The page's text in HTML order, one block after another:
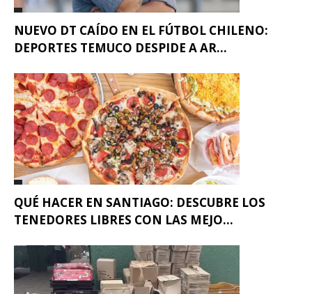
NUEVO DT CAÍDO EN EL FÚTBOL CHILENO:
DEPORTES TEMUCO DESPIDE A AR...
QUÉ HACER EN SANTIAGO: DESCUBRE LOS
TENEDORES LIBRES CON LAS MEJO...